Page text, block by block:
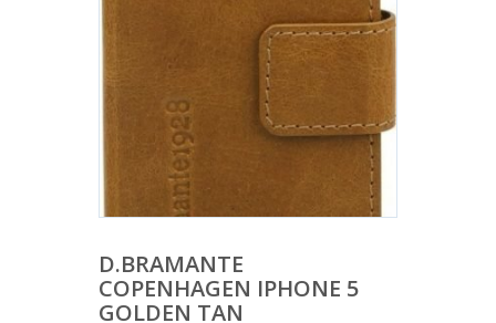
D.BRAMANTE
COPENHAGEN IPHONE 5
GOLDEN TAN